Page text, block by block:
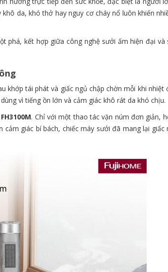
da, khó thở hay nguy cơ cháy nổ luôn khiến
phá, kết hợp giữa công nghệ sưởi ấm hiện đại và
khớp tái phát và giấc ngủ chập chờn mỗi khi nhiệt
vì tiếng ồn lớn và cảm giác khô rát da khó chịu.
. Chỉ với một thao tác vặn núm đơn giản,
giác bí bách, chiếc máy sưởi đã mang lại giấc